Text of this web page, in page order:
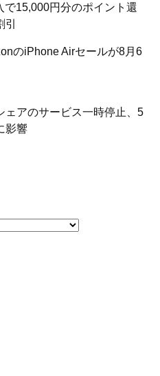
で15,000円分のポイント還
のiPhone Airセールが8月6
ェアのサービス一時停止、5
影響